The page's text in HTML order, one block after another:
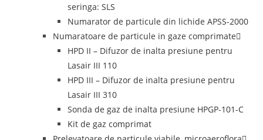
seringa: SLS
Numarator de particule din lichide APSS-2000
Numaratoare de particule in gaze comprimate
HPD II – Difuzor de inalta presiune pentru
Lasair III 110
HPD III – Difuzor de inalta presiune pentru
Lasair III 310
Sonda de gaz de inalta presiune HPGP-101-C
Kit de gaz comprimat